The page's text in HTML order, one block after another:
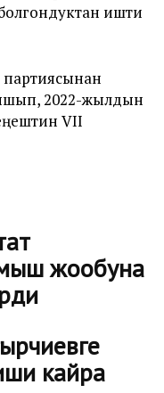
ишти
2022-жылдын
VII
жообуна
кайра